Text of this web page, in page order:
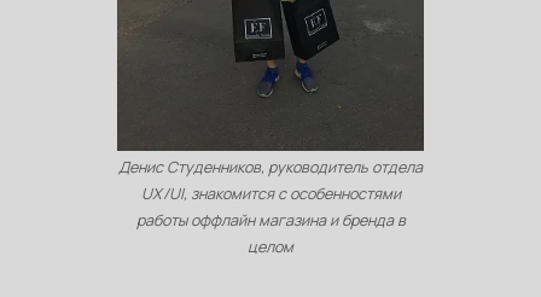
Денис Студенников, руководитель отдела
UX/UI, знакомится с особенностями
работы оффлайн магазина и бренда в
целом